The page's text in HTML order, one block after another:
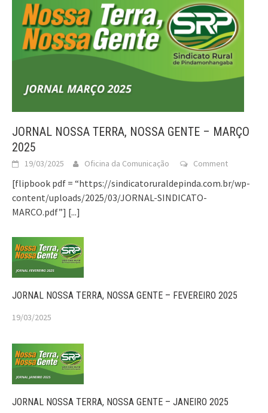
JORNAL NOSSA TERRA, NOSSA GENTE – MARÇO
2025
19/03/2025 Oficina da Comunicação Comment
[flipbook pdf = “https://sindicatoruraldepinda.com.br/wp-
content/uploads/2025/03/JORNAL-SINDICATO-
MARCO.pdf”] [...]
JORNAL NOSSA TERRA, NOSSA GENTE – FEVEREIRO 2025
19/03/2025
JORNAL NOSSA TERRA, NOSSA GENTE – JANEIRO 2025